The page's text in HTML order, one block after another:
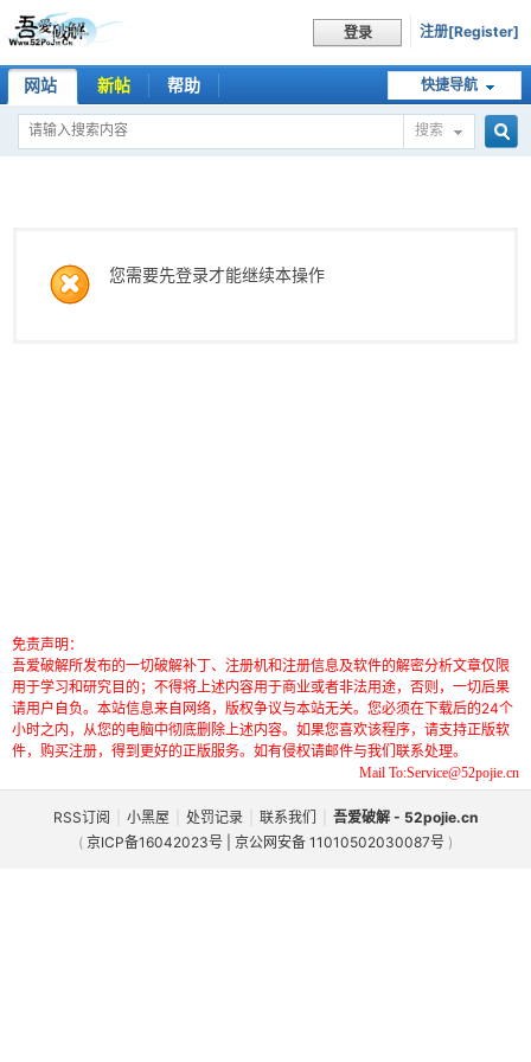
登录 注册[Register]
快捷导航
网站 新帖 帮助
搜索
您需要先登录才能继续本操作
免责声明：
吾爱破解所发布的一切破解补丁、注册机和注册信息及软件的解密分析文章仅限
用于学习和研究目的；不得将上述内容用于商业或者非法用途，否则，一切后果
请用户自负。本站信息来自网络，版权争议与本站无关。您必须在下载后的24个
小时之内，从您的电脑中彻底删除上述内容。如果您喜欢该程序，请支持正版软
件，购买注册，得到更好的正版服务。如有侵权请邮件与我们联系处理。
Mail To:Service@52pojie.cn
RSS订阅 小黑屋 处罚记录 联系我们
吾爱破解 - 52pojie.cn
( 京ICP备16042023号 | 京公网安备 11010502030087号 )